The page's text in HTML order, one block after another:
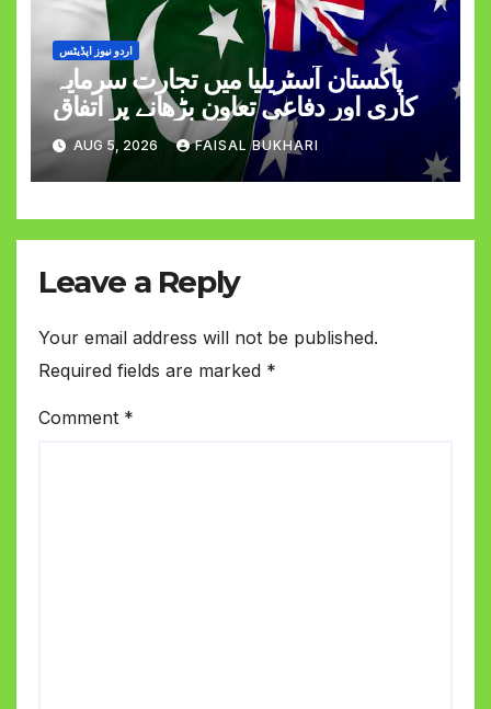
اردو نیوز اپڈیٹس
پاکستان آسٹریلیا میں تجارت سرمایہ
کاری اور دفاعی تعاون بڑھانے پر اتفاق
AUG 5, 2026 FAISAL BUKHARI
Leave a Reply
Your email address will not be published.
Required fields are marked *
Comment *